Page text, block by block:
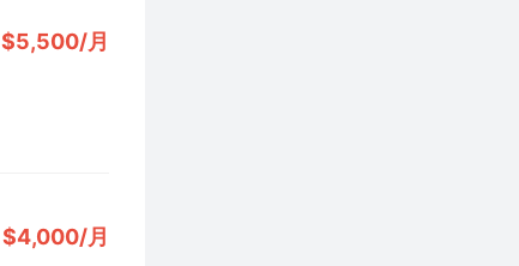
$5,500/月
$4,000/月